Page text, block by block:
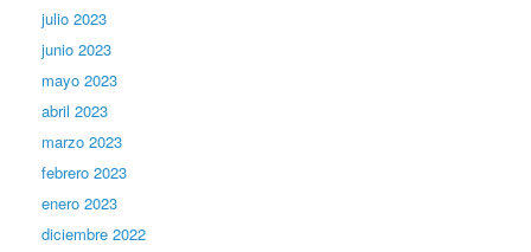
julio 2023
junio 2023
mayo 2023
abril 2023
marzo 2023
febrero 2023
enero 2023
diciembre 2022